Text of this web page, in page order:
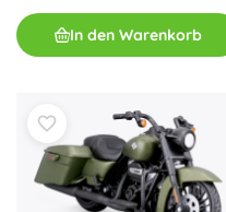
In den Warenkorb